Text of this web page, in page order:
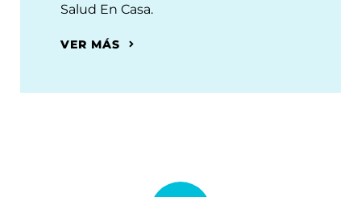
Salud En Casa.
VER MÁS